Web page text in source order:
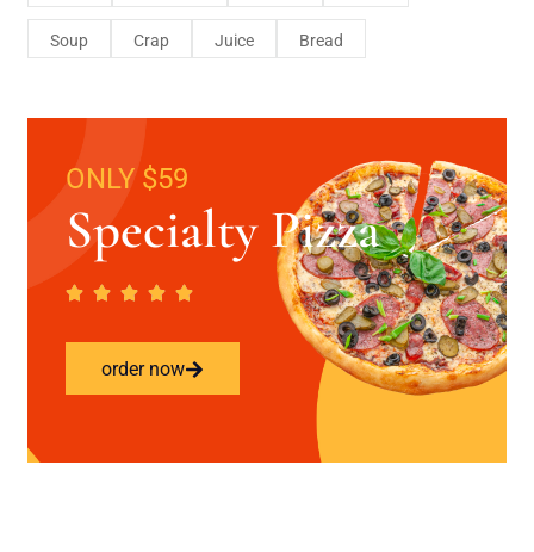
Soup Crap Juice Bread
ONLY $59
Specialty Pizza
order now